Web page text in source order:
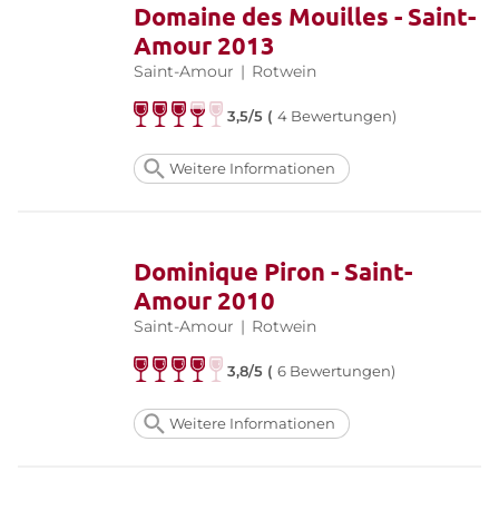
Domaine des Mouilles - Saint-
Amour 2013
Saint-Amour | Rotwein
3,5/5 (4 Bewertungen)
Weitere Informationen
Dominique Piron - Saint-
Amour 2010
Saint-Amour | Rotwein
3,8/5 (6 Bewertungen)
Weitere Informationen